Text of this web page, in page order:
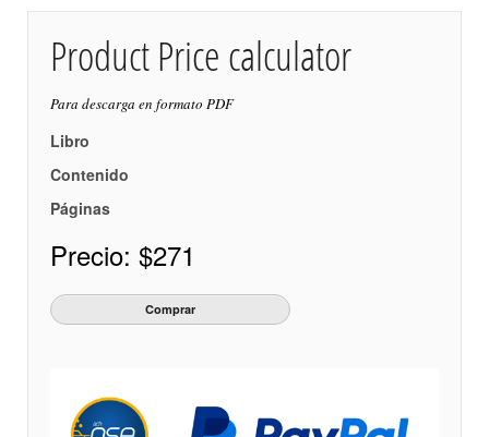
Product Price calculator
Para descarga en formato PDF
Libro
Contenido
Páginas
Precio: $271